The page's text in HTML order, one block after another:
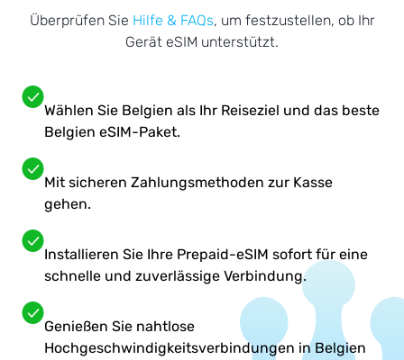
Überprüfen Sie Hilfe & FAQs, um festzustellen, ob Ihr
Gerät eSIM unterstützt.
Wählen Sie Belgien als Ihr Reiseziel und das beste
Belgien eSIM-Paket.
Mit sicheren Zahlungsmethoden zur Kasse
gehen.
Installieren Sie Ihre Prepaid-eSIM sofort für eine
schnelle und zuverlässige Verbindung.
Genießen Sie nahtlose
Hochgeschwindigkeitsverbindungen in Belgien